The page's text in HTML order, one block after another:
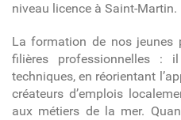
niveau licence à Saint-Martin.
La formation de nos jeunes
filières professionnelles :
techniques, en réorientant
créateurs d’emplois
aux métiers de la mer.